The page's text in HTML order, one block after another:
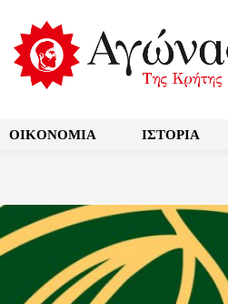
OIKONOMIA ΙΣΤΟΡΙΑ